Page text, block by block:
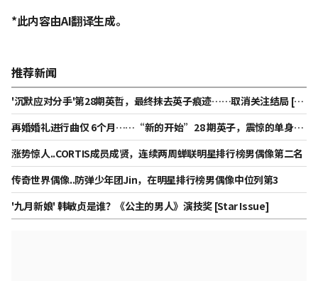
*此内容由AI翻译生成。
推荐新闻
'沉默应对分手'第28期英哲，最终抹去英子痕迹……取消关注结局 [St
ar Issue]
再婚婚礼进行曲仅 6个月……“新的开始”28 期英子，震惊的单身行
[Star Issue]
涨势惊人..CORTIS成员成贤，连续两周蝉联明星排行榜男偶像第二名
传奇世界偶像..防弹少年团Jin，在明星排行榜男偶像中位列第3
'九月新娘' 韩敏贞是谁？《公主的男人》演技奖 [Star Issue]